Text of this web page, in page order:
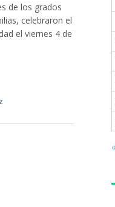
de los grados
celebraron el
el viernes 4 de